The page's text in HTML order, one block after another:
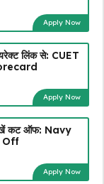
Apply Now
लिंक से: CUET
Apply Now
कट ऑफ: Navy
Off
Apply Now